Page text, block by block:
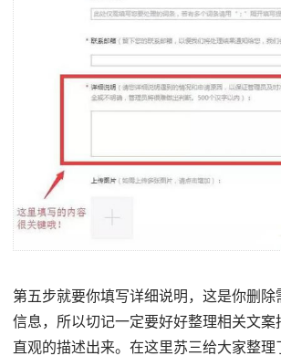
第五步就要你填写详细说明，这是你删除
信息，所以切记一定要好好整理相关文案
直观的描述出来。在这里苏三给大家整理